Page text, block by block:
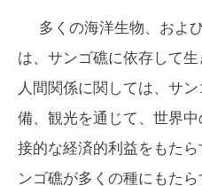
多くの海洋生物、およ
は、サンゴ礁に依存して
人間関係に関しては、サ
備、観光を通じて、世界
接的な経済的利益をもた
ンゴ礁が多くの種にもた